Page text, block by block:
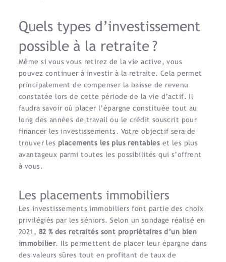
Quels types d’investissement
possible à la retraite ?
Même si vous vous retirez de la vie active, vous
pouvez continuer à investir à la retraite. Cela permet
principalement de compenser la baisse de revenu
constatée lors de cette période de la vie d’actif. Il
faudra savoir où placer l’épargne constituée tout au
long des années de travail ou le crédit souscrit pour
financer les investissements. Votre objectif sera de
trouver les placements les plus rentables et les plus
avantageux parmi toutes les possibilités qui s’offrent
à vous.
Les placements immobiliers
Les investissements immobiliers font partie des choix
privilégiés par les séniors. Selon un sondage réalisé en
2021, 82 % des retraités sont propriétaires d’un bien
immobilier. Ils permettent de placer leur épargne dans
des valeurs sûres tout en profitant de taux de